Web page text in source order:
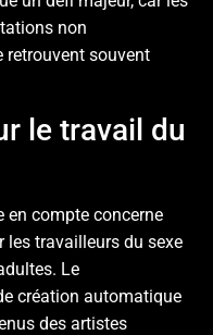
non
retrouvent souvent
le travail du
en compte concerne
les travailleurs du sexe
Le
création automatique
des artistes